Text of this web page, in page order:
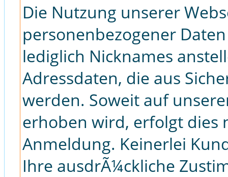
Die Nutzung unserer
personenbezogener
lediglich Nicknames
Adressdaten, die aus
werden. Soweit auf
erhoben wird, erfolgt dies
Anmeldung. Keinerlei
Ihre ausdrÃ¼ckliche